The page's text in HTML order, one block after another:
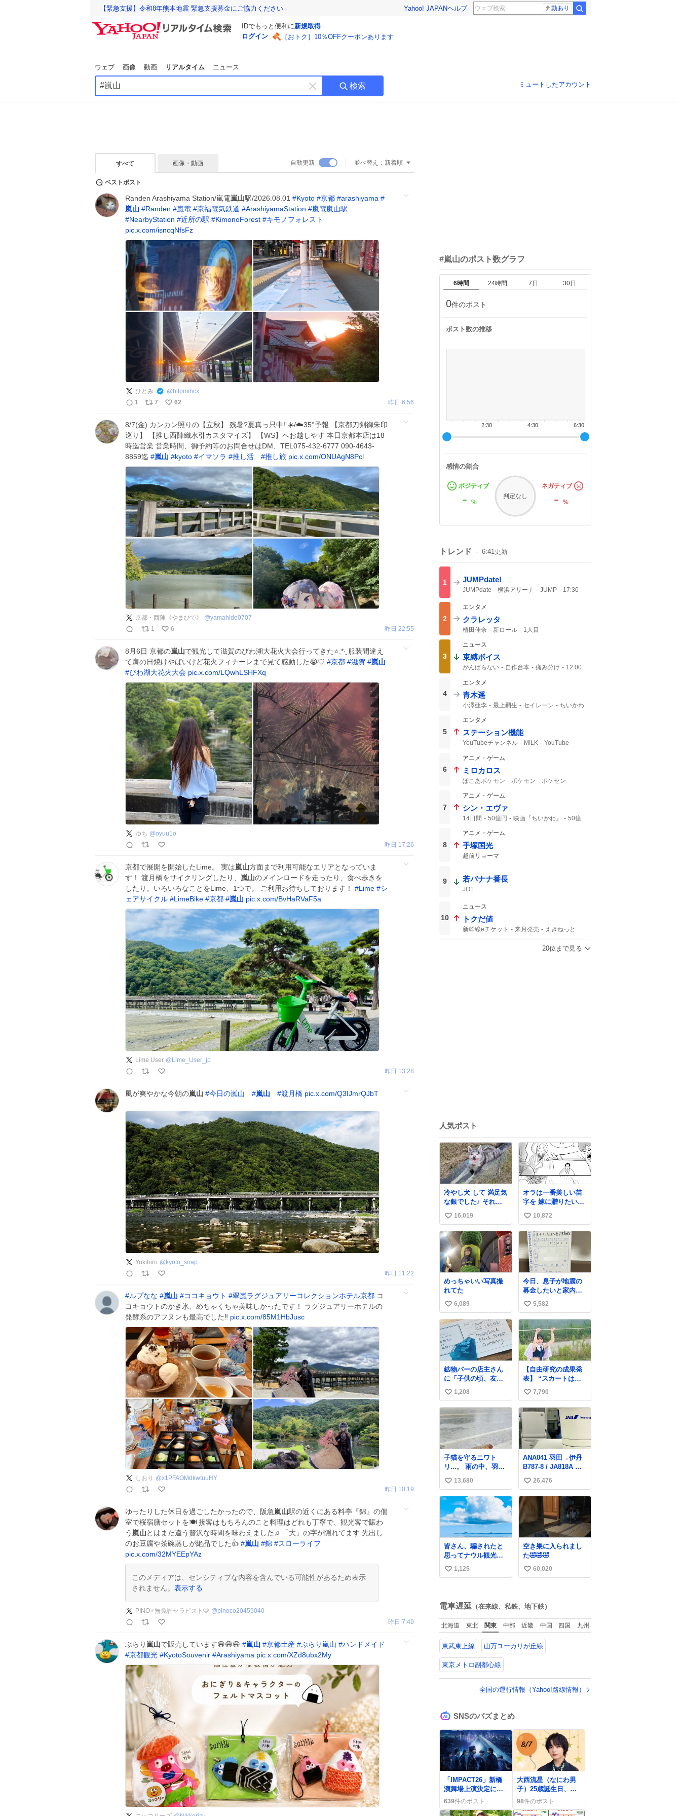
【緊急支援】令和8年熊本地震 緊急支援募金にご協力ください Yahoo! JAPANヘルプ 動あり
IDでもっと便利に新規取得
ログイン
［おトク］10％OFFクーポンあります
ウェブ 画像 動画 リアルタイム ニュース
キ
ー
す
検索 ミュートしたアカウント
すべて 画像・動画 自動更新 並べ替え： 新着順
ベストポスト
Randen Arashiyama Station/嵐電嵐山駅/2026.08.01 #Kyoto #京都 #arashiyama #
嵐山 #Randen #嵐電 #京福電気鉄道 #ArashiyamaStation #嵐電嵐山駅
#NearbyStation #近所の駅 #KimonoForest #キモノフォレスト
pic.x.com/isncqNfsFz
ひとみ @ hitomihcx
1
7 62 昨日 6:56
8/7(金) カンカン照りの【立秋】 残暑?夏真っ只中! ☀️/☁️35°予報 【京都刀剣御朱印
巡り】 【推し西陣織水引カスタマイズ】 【WS】へお越しやす 本日京都本店は18
時迄営業 営業時間、御予約等のお問合せはDM、TEL075-432-6777 090-4643-
8859迄 #嵐山 #kyoto #イマソラ #推し活 #推し旅 pic.x.com/ONUAgN8Pcl
京都・西陣《やまひで》 @yamahide0707
1
6 昨日 22:55
8月6日 京都の嵐山で観光して滋賀のびわ湖大花火大会行ってきた⭐️.*·̩͙ 服装間違え
て肩の日焼けやばいけど花火フィナーレまで見て感動した😭♡ #京都 #滋賀 #嵐山
#びわ湖大花火大会 pic.x.com/LQwhLSHFXq
ゆち @oyuu1o
昨日 17:26
京都で展開を開始したLime。 実は嵐山方面まで利用可能なエリアとなっていま
す！ 渡月橋をサイクリングしたり、 嵐山のメインロードを走ったり、食べ歩きを
したり。いろいろなことをLime、1つで。 ご利用お待ちしております！ #Lime #シ
ェアサイクル #LimeBike #京都 #嵐山 pic.x.com/BvHaRVaF5a
Lime User @ Lime_User_jp
昨日 13:28
風が爽やかな今朝の嵐山 #今日の嵐山 #嵐山 #渡月橋 pic.x.com/Q3IJmrQJbT
Yukihiro @ kyoto_snap
昨日 11:22
#ルプなな #嵐山 #ココキョウト #翠嵐ラグジュアリーコレクションホテル京都 コ
コキョウトのかき氷、めちゃくちゃ美味しかったです！ ラグジュアリーホテルの
発酵系のアフヌンも最高でした‼️ pic.x.com/85M1HbJusc
しおり @x1PFAOMdkwtuuHY
昨日 10:19
ゆったりした休日を過ごしたかったので、阪急嵐山駅の近くにある料亭『錦』の個
室で桜宿膳セットを🍽️ 接客はもちろんのこと料理はどれも丁寧で、観光客で賑わ
う 嵐山とはまた違う贅沢な時間を味わえました♫ 「大」の字が隠れてます 先出し
のお豆腐や茶碗蒸しが絶品でした👍 #嵐山 #錦 #スローライフ
pic.x.com/32MYEEpYAz
このメディアは、センシティブな内容を含んでいる可能性があるため表示
されません。 表示する
PINO♂無免許セラピスト🩷 @pinoco20459040
昨日 7:49
ぶらり 嵐山で販売しています😄😄😄 ​ #嵐山 #京都土産 #ぶらり嵐山 #ハンドメイド
#京都観光 #KyotoSouvenir #Arashiyama pic.x.com/XZd8ubx2My
#嵐山のポスト数グラフ
6時間 24時間 7日 30日
0件のポスト
ポスト数の推移
6:30
4:30
2:30
感情の割合
ポジティブ
- %
判定なし
ネガティブ
-%
トレンド 6:41更新
1 JUMPdate!
JUMPdate 横浜アリーナ JUMP 17:30
2
エンタメ
クラレッタ
植田佳奈 新ロール 1人目
3
ニュース
束縛ボイス
がんばらない 自作台本 痛み分け
12:00
4
エンタメ
青木遥
小澤亜李 最上嗣生 セイレーン
ちいかわ
5
エンタメ
ステーション機能
YouTubeチャンネル M!LK YouTube
6
アニメ・ゲーム
ミロカロス
ぽこあポケモン ポケモン
ポケセン
7
アニメ・ゲーム
シン・エヴァ
14日間 50億円 映画『ちいかわ』
50億
8
アニメ・ゲーム
手塚国光
越前リョーマ
9 若バナナ番長
JO1
10
ニュース
トクだ値
新幹線eチケット 来月発売
えきねっと
20位まで見る
人気ポスト
冷やし犬 して 満足気
な銀でした♪ それに
しても こんなに冷た
い山水によく入って
いられるよね😅
い
い
ね
数
16,019
オラは一番美しい苗
字を 嫁に贈りたい
（0/16) #コルクマン
ガ専科
い
い
ね
数
10,872
めっちゃいい写真撮
れてた
い
い
ね
数
6,089
今日、息子が地震の
募金したいと家内と
郵便局に行ったみた
いです。おもちゃと
か買う選択肢もあっ
たと思うけど、自分
で貯めてた2万円を役
に立てて欲しい、み
んなも元気になって
欲しいと。家内も一
緒に募金したので、
自分も何かできたら
なぁと思いました。
い
い
ね
数
5,582
鉱物バーの店主さん
に「子供の頃、友人
の土産で青い石を貰
って、それがすごく
気に入ってたのに、
いつかの引越しで無
くしてしまった」と
いう話をしたら、
「お土産で買ってき
たくらいの価格感な
ら、ドイツの黒い森
のフローライトか
な…」と当たりつけ
てもらった。確かに
こんな感じだった気
がする 凄い
い
い
ね
数
1,208
【自由研究の成果発
表】 “スカートは回
転によって広がる
が、岡澤恋によって
270°までなら広がら
ずに回転が可能なこ
とが証明された！”
い
い
7,790
子猫を守るニワト
リ...。 雨の中、羽の
中に子猫を入れて守
る姿に感動した！！
愛は種族を超える！
い
い
ね
数
13,680
ANA041 羽田→伊丹
B787-8 / JA818A 使
用機到着遅れにつき
「安全に支障ない範
囲で1分1秒でも遅延
回復に努めておりま
す」と機長の気合い
十分！ が、フライト
は順調に進みすぎ…
「飛ばしすぎたせい
か現在奈良県上空で
の待機を命じられて
おります」 でコンソ
メスープ吹き出しそ
い
い
ね
数
26,476
皆さん、騙されたと
思ってナウル観光局
をフォローしてみて
ください。たまに海
るだけで、特に何も
起こりません。
い
数
1,125
空き巣に入られまし
た🤣🤣🤣
い
数
60,020
電車遅延 （在来線、私鉄、地下鉄）
北海道 東北 関東 中部 近畿 中国 四国 九州
東武東上線 山万ユーカリが丘線
東京メトロ副都心線
全国の運行情報（Yahoo!路線情報）
SNSのバズまとめ
「IMPACT26」新橋
演舞場上演決定にフ
ァン歓喜「嬉しすぎ
る」「待ってた」
639件のポスト
大西流星（なにわ男
子）25歳誕生日、フ
ァンが祝福の嵐「り
ゅちぇ最高」
98件のポスト